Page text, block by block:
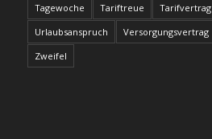
Tagewoche
Tariftreue Tarifvertrag
Urlaubsanspruch
Versorgungsvertrag
Zweifel